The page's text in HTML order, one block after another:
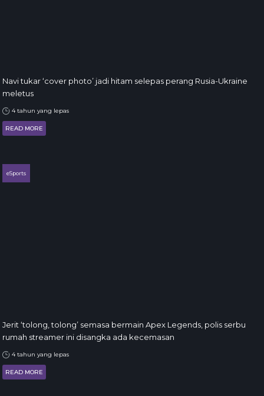
Navi tukar ‘cover photo’ jadi hitam selepas perang Rusia-Ukraine
meletus
4 tahun yang lepas
READ MORE
eSports
Jerit ‘tolong, tolong’ semasa bermain Apex Legends, polis serbu
rumah streamer ini disangka ada kecemasan
4 tahun yang lepas
READ MORE